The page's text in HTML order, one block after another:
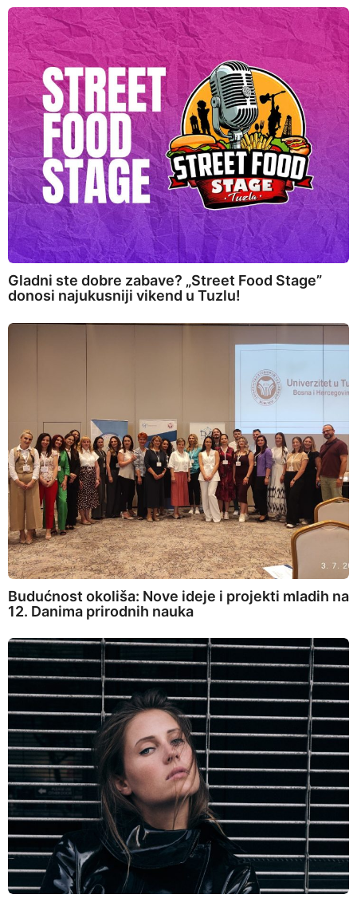
Gladni ste dobre zabave? „Street Food Stage”
donosi najukusniji vikend u Tuzlu!
Budućnost okoliša: Nove ideje i projekti mladih na
12. Danima prirodnih nauka